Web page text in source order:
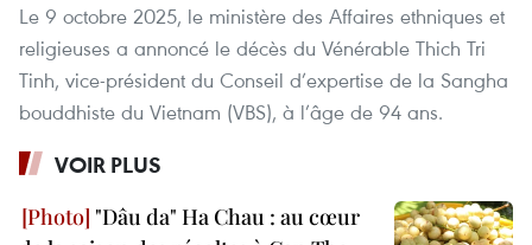
Le 9 octobre 2025, le ministère des Affaires ethniques et
religieuses a annoncé le décès du Vénérable Thich Tri
Tinh, vice-président du Conseil d’expertise de la Sangha
bouddhiste du Vietnam (VBS), à l’âge de 94 ans.
VOIR PLUS
"Dâu da" Ha Chau : au cœur